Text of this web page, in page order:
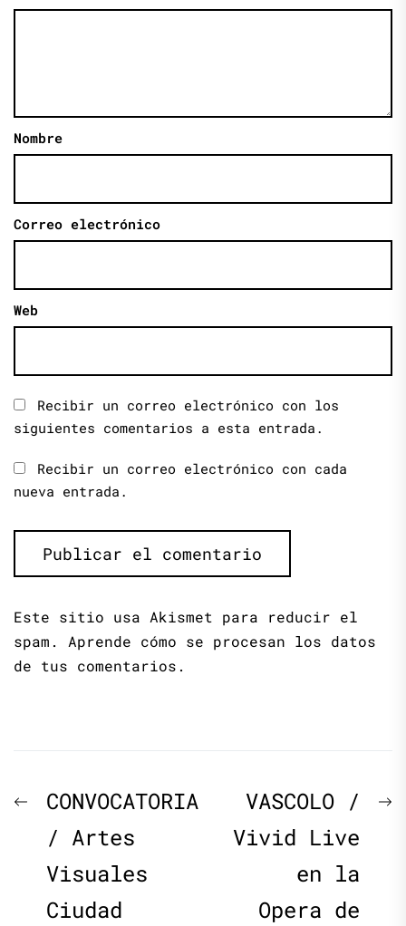
Nombre
Correo electrónico
Web
Recibir un correo electrónico con los
siguientes comentarios a esta entrada.
Recibir un correo electrónico con cada
nueva entrada.
Este sitio usa Akismet para reducir el
spam. Aprende cómo se procesan los datos
de tus comentarios.
Navegación
de
entradas
Previous
post:
CONVOCATORIA
/ Artes
Visuales
Ciudad
VASCOLO /
Vivid Live
en la
Opera de